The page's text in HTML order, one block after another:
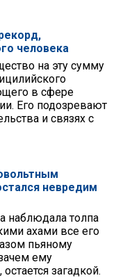
человека
на эту сумму
в сфере
Его подозревают
и связях с
невредим
наблюдала толпа
ахами все его
пьяному
ему
загадкой.